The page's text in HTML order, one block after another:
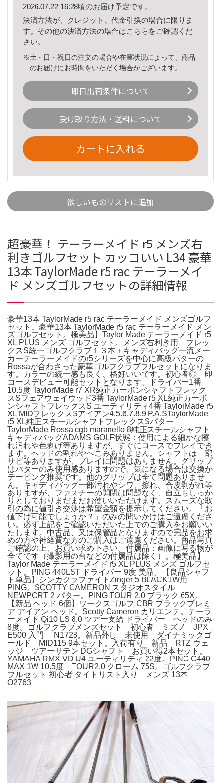
2026.07.22 16:28頃のお届け予定です。
決済方法が、クレジット、代金引換の場合に限りま
す。その他の決済方法の場合はこちら をご確認くだ
さい。
※土・日・祝日の注文の場合や在庫状況によって、商品
のお届けにお時間をいただく場合がございます。
即日出荷条件について
受け取り方法・送料について
カートに入れる
欲しいものリストに追加
超豪華！ テーラーメイド r5 メンズ右
利きゴルフセット カッコいい L34 豪華
13本 TaylorMade r5 rac テーラーメイ
ド メンズゴルフセットの詳細情報
豪華13本 TaylorMade r5 rac テーラーメイド メンズゴルフ
セット。豪華13本 TaylorMade r5 rac テーラーメイド メン
ズゴルフセット。極美品】Taylor Made テーラーメイド r5
XL PLUS メンズ ゴルフセット。メンズ右利き用 フレッ
クスS統一ゴルフクラブ１３本＋キャディバッグ一流メー
カーテーラーメイドのr5シリーズを中心に高級パターの
Rossaが合わさった豪華ゴルフクラブフルセットになりま
す。カラーの統一感も良く、格好いいです。初心者◎ 即
コースデビュー可能セットとなります。ドライバー1番
10.5度 TaylorMade r7 XR純正カーボンシャフトフレック
スSフェアウェイウッド3番 TaylorMade r5 XL純正カーボ
ンシャフトフレックスS ユーティリティ4番 TaylorMade r5
XL MIDフレックスSアイアン4.5.6.7.8.9.P.A.STaylorMade
r5 XL純正スチールシャフトフレックスSパター
TaylorMade Rossa cgb maranello 8純正スチールシャフト
キャディバッグADAMS GOLF状態：使用による細かな擦
れ汚れや色剥げ等ありますが、すぐにコースでプレイでき
ます。ヘッドの割れやへこみありません。シャフトは一部
サビ等ありますが、プレイに問題はありません。グリップ
はパターのみ使用感ありますので、気になる場合は交換か
テーピング推奨です。他のグリップは全て問題ありませ
ん。キャディバッグ一部汚れやシワ、擦れ、合皮剥がれ等
ありますが、ファスナーの開閉は問題なく、自立もしっか
りとしておりまだまだお使いいただけます。スムーズな取
引の為に値引き交渉は希望金額を提示してください。「お
値下げ可能でしょうか？」のみの問いかけはご遠慮くださ
い。必ず上記をご確認いただいた上でのご購入をお願いい
たします。中古品、又は保管品となりますので完品をお求
めの方や神経質な方のご購入はご遠慮ください。商品写真
ご確認の上、お買い求め下さい。付属品：画像に写る物が
全てです（撮影用の台などの付属品は除く）。極美品】
Taylor Made テーラーメイド r5 XL PLUS メンズ ゴルフセ
ット。PING 440LST ドライバー 9度 美品。【良品シャフ
ト単品】シンカグラファイトZinger 5 BLACK1W用
PING。SCOTTY CAMERON スタジオスタイル
NEWPORT 2 パター。PING TOUR 2.0 ブラック 65X。
【新品 ヘッド 6個】ワークスゴルフ CBR ブラックプレミ
ア アイアン ヘッド。Scotty Cameron カリエンテ。テーラ
ーメイド Qi10 LS 8.0 ツアー支給 ドライバー ヘッドのみ
8度。ゴルフクラブメンズセット 初心者 ミズノ JPX
E500 入門 N1728。新品外し 未使用 ダイナミックゴ
ールド MID115 9本セット。入荷有り 新品 RTZ ウェ
ッジ ツアーサテン DGシャフト お買い得2本セット。
YAMAHA RMX VD U4 ユーティリティ 22度。PING G440
MAX 1W 10.5度 TOUR2.0 クローム 75S。ゴルフクラブ
フルセット 初心者 タイトリスト入り メンズ 13本
O2763